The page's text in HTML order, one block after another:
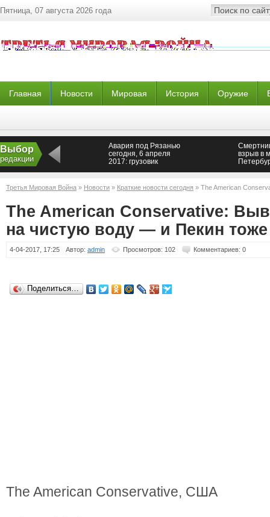
Пятница, 07 августа 2026 года
Главная Новости Мировая История Оружие
Выбор
редакции
Авария под Рязанью
сегодня, 6 апреля
2017: грузовик
взрыв в
Третья Мировая Война » Новости » Краткие новости сегодня » The American
— и Пекин тоже
The American Conservative:
на чистую воду — и Пекин тоже
4-04-2017, 17:25 Автор: admin Просмотров: 102 Комментариев: 0
Поделиться…
The American Conservative, США